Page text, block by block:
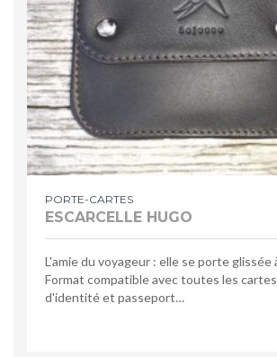
PORTE-CARTES
ESCARCELLE HUGO
L'amie du voyageur : elle se porte glissée
Format compatible avec toutes les
d'identité et passeport…